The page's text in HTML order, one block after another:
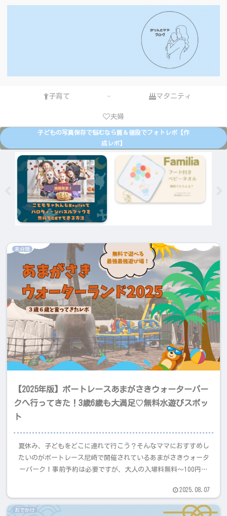
子育て マタニティ
夫婦
子どもの写真保存で悩むなら質＆値段でフォトレボ【作
成レポ】
未分類
【2025年版】ボートレースあまがさきウォーターパー
クへ行ってきた！3歳6歳も大満足♡無料水遊びスポッ
ト
夏休み、子どもをどこに連れて行こう？そんなママにおすすめし
たいのがボートレース尼崎で開催されているあまがさきウォータ
ーパーク！事前予約は必要ですが、大人の入場料無料～100円そ
連れ目線で魅力や注意点をレポートします♪
2025.08.07
おでかけ